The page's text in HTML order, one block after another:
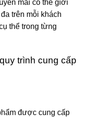
mãi có thể giới
trên mỗi khách
thể trong từng
trình cung cấp
được cung cấp